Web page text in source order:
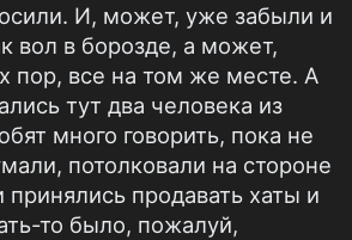
И, может, уже забыли и
вол в борозде, а может,
пор, все на том же месте. А
тут два человека из
много говорить, пока не
потолковали на стороне
принялись продавать хаты и
то было, пожалуй,